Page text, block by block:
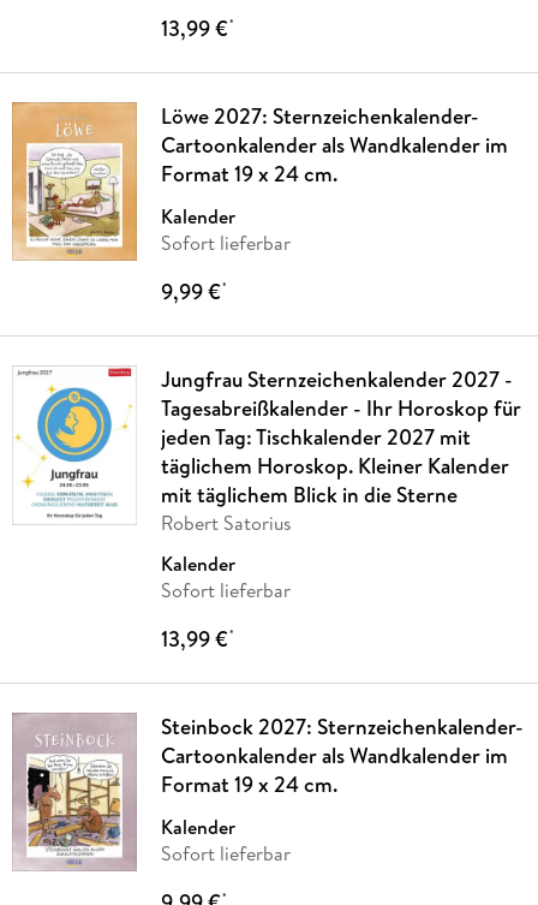
13,99 €*
Löwe 2027: Sternzeichenkalender-
Cartoonkalender als Wandkalender im
Format 19 x 24 cm.
Kalender
Sofort lieferbar
9,99 €*
Jungfrau Sternzeichenkalender 2027 -
Tagesabreißkalender - Ihr Horoskop für
jeden Tag: Tischkalender 2027 mit
täglichem Horoskop. Kleiner Kalender
mit täglichem Blick in die Sterne
Robert Satorius
Kalender
Sofort lieferbar
13,99 €*
Steinbock 2027: Sternzeichenkalender-
Cartoonkalender als Wandkalender im
Format 19 x 24 cm.
Kalender
Sofort lieferbar
*